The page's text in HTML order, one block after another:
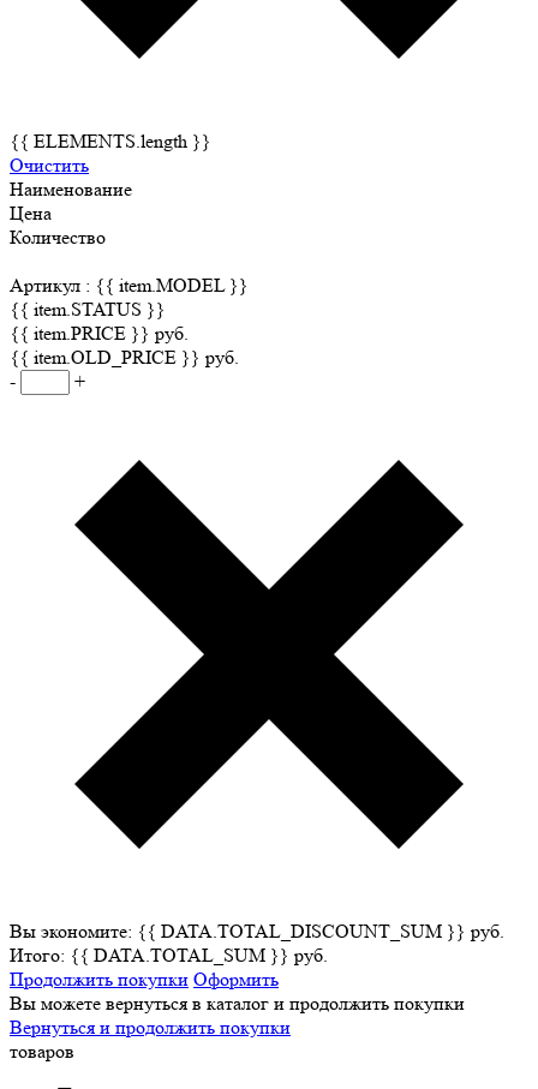
{{ ELEMENTS.length }}
Очистить
Наименование
Цена
Количество
Артикул : {{ item.MODEL }}
{{ item.STATUS }}
{{ item.PRICE }} руб.
{{ item.OLD_PRICE }} руб.
-
+
Вы экономите: {{ DATA.TOTAL_DISCOUNT_SUM }} руб.
Итого: {{ DATA.TOTAL_SUM }} руб.
Продолжить покупки Оформить
Вы можете вернуться в каталог и продолжить покупки
Вернуться и продолжить покупки
товаров